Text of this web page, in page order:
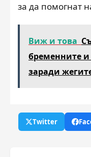
за да помогнат
Виж и това
бременните и
заради
Twitter